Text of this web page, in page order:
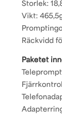
Storlek:
Vikt:
Räckvidd
Paketet